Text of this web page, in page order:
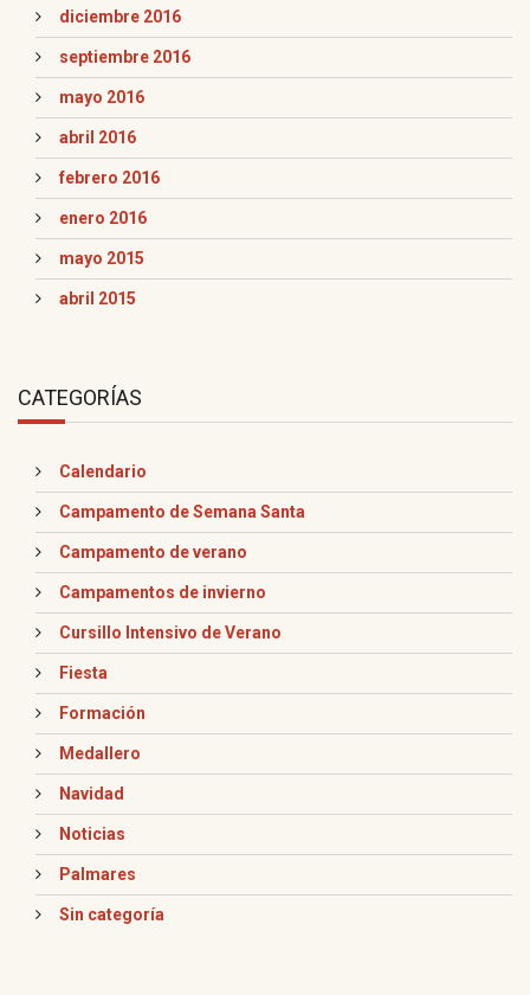
diciembre 2016
septiembre 2016
mayo 2016
abril 2016
febrero 2016
enero 2016
mayo 2015
abril 2015
CATEGORÍAS
Calendario
Campamento de Semana Santa
Campamento de verano
Campamentos de invierno
Cursillo Intensivo de Verano
Fiesta
Formación
Medallero
Navidad
Noticias
Palmares
Sin categoría